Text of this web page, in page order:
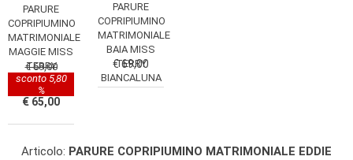
PARURE
COPRIPIUMINO
MATRIMONIALE
MAGGIE MISS
TERRY
BIANCALUNA
€ 69,00
sconto 5,80
%
€ 65,00
PARURE
COPRIPIUMINO
MATRIMONIALE
BAIA MISS
TERRY
BIANCALUNA
€ 69,00
Articolo: PARURE COPRIPIUMINO MATRIMONIALE EDDIE